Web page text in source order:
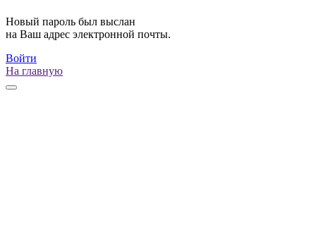
Новый пароль был выслан
на Ваш адрес электронной почты.
Войти
На главную